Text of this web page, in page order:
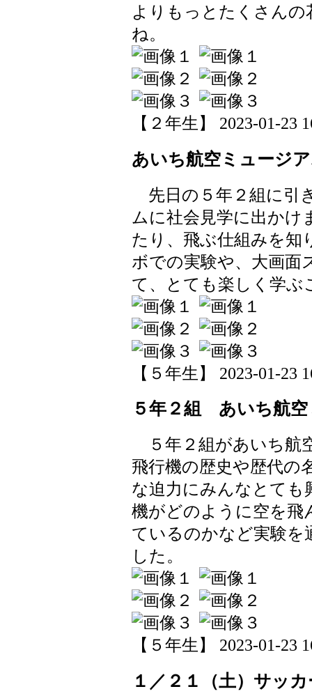
よりもっとたくさん
ね。
【２年生】 2023-01-23
あいち航空ミュージ
先日の５年２組に引
ムに社会見学に出かけ
たり、飛ぶ仕組みを知
ボでの実験や、大画面
て、とても楽しく学ぶ
【５年生】 2023-01-23
５年２組 あいち航空
５年２組があいち航
飛行機の歴史や歴代の
な迫力にみんなとても
機がどのように空を飛
ているのかなど実験を
した。
【５年生】 2023-01-23
１／２１（土）サッ